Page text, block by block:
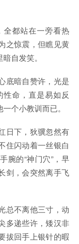
全都站在一旁看热
之惊震，但瞧见黄
自发笑。
底暗自赞许，光是
命，直是易如反
个小教训而已。
日下，狄骥忽然有
住闪动着一丝银白
腕的“神门穴”，早
剑，会突然离手飞
总不离他三寸，动
多递些许，矮汉非
拔回手上银针的暇